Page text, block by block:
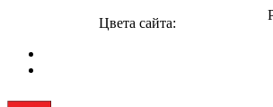
Цвета сайта: